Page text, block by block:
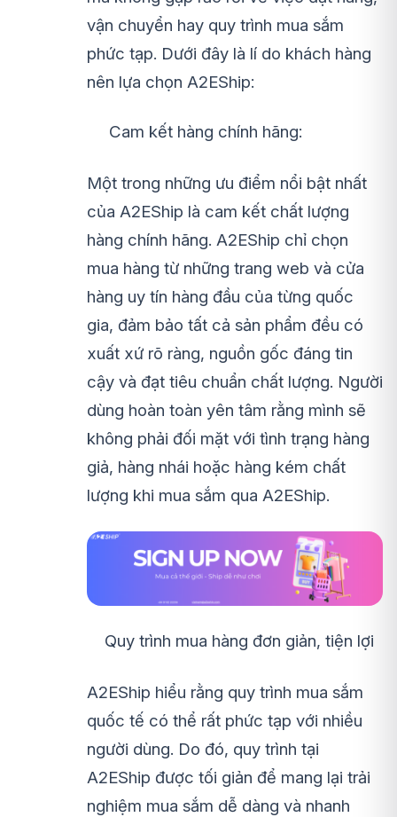
vận chuyển hay quy trình mua sắm
phức tạp. Dưới đây là lí do khách hàng
nên lựa chọn A2EShip:
Cam kết hàng chính hãng:
Một trong những ưu điểm nổi bật nhất
của A2EShip là cam kết chất lượng
hàng chính hãng. A2EShip chỉ chọn
mua hàng từ những trang web và cửa
hàng uy tín hàng đầu của từng quốc
gia, đảm bảo tất cả sản phẩm đều có
xuất xứ rõ ràng, nguồn gốc đáng tin
cậy và đạt tiêu chuẩn chất lượng. Người
dùng hoàn toàn yên tâm rằng mình sẽ
không phải đối mặt với tình trạng hàng
giả, hàng nhái hoặc hàng kém chất
lượng khi mua sắm qua A2EShip.
Quy trình mua hàng đơn giản, tiện lợi
A2EShip hiểu rằng quy trình mua sắm
quốc tế có thể rất phức tạp với nhiều
người dùng. Do đó, quy trình tại
A2EShip được tối giản để mang lại trải
nghiệm mua sắm dễ dàng và nhanh